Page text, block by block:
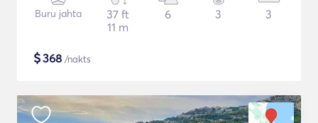
Buru jahta
37 ft
11 m
6 3 3
$368 /nakts